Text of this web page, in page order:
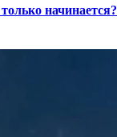
начинается?